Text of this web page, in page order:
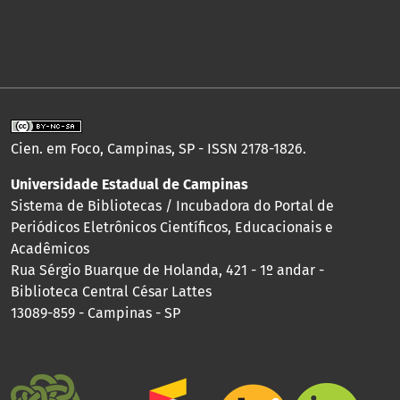
Cien. em Foco, Campinas, SP - ISSN 2178-1826.
Universidade Estadual de Campinas
Sistema de Bibliotecas / Incubadora do Portal de
Periódicos Eletrônicos Científicos, Educacionais e
Acadêmicos
Rua Sérgio Buarque de Holanda, 421 - 1º andar -
Biblioteca Central César Lattes
13089-859 - Campinas - SP